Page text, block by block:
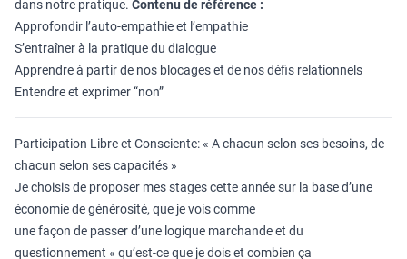
dans notre pratique. Contenu de référence :
Approfondir l’auto-empathie et l’empathie
S’entraîner à la pratique du dialogue
Apprendre à partir de nos blocages et de nos défis relationnels
Entendre et exprimer “non”
Participation Libre et Consciente: « A chacun selon ses besoins, de
chacun selon ses capacités »
Je choisis de proposer mes stages cette année sur la base d’une
économie de générosité, que je vois comme
une façon de passer d’une logique marchande et du
questionnement « qu’est-ce que je dois et combien ça